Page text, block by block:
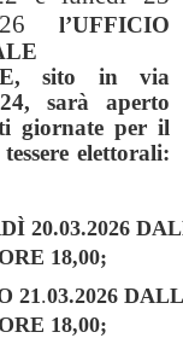
l’UFFICIO
sito in via
sarà aperto
giornate per il
elettorali:
20.03.2026
18,00;
21.03.2026
18,00;